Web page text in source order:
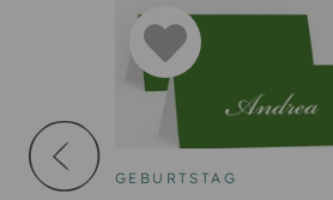
GEBURTSTAG